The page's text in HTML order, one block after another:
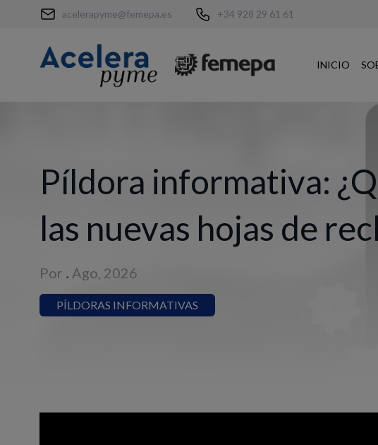
acelerapyme@femepa.es +34 928 29 61 61
INICIO
Píldora informativa:
las nuevas hojas de
Por . Ago, 2026
PÍLDORAS INFORMATIVAS